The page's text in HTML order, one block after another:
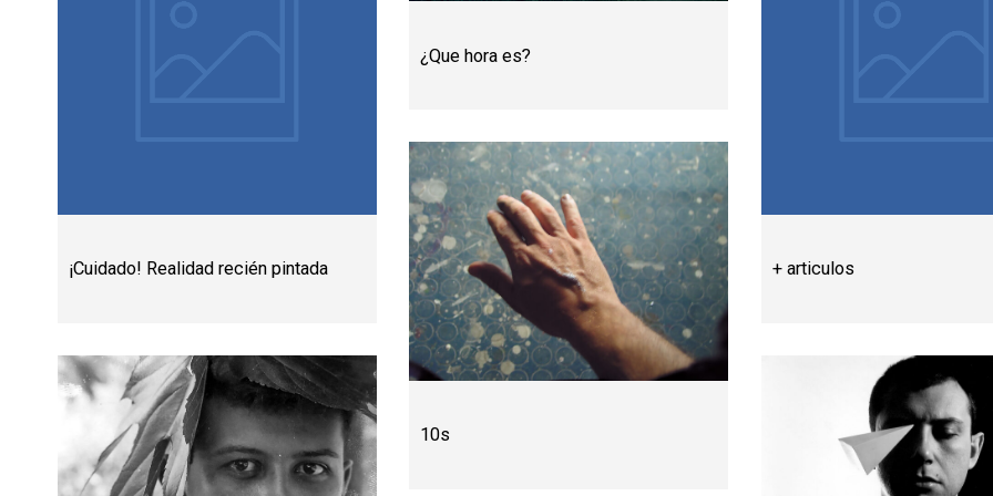
¡Cuidado! Realidad recién pintada
¿Que hora es?
+ articulos
10s